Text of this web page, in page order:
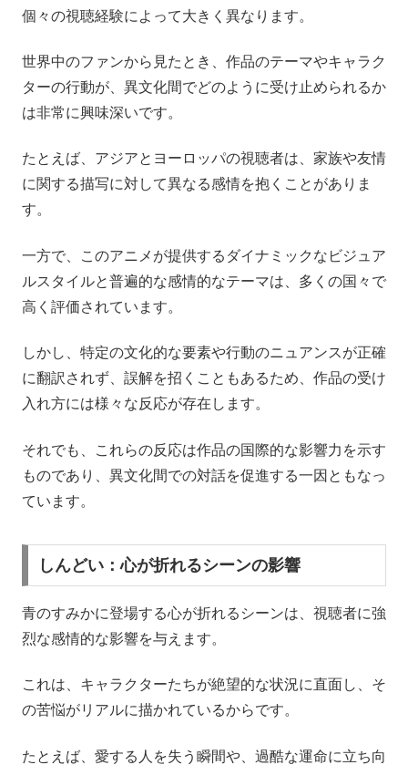
個々の視聴経験によって大きく異なります。
世界中のファンから見たとき、作品のテーマやキャラク
ターの行動が、異文化間でどのように受け止められるか
は非常に興味深いです。
たとえば、アジアとヨーロッパの視聴者は、家族や友情
に関する描写に対して異なる感情を抱くことがありま
す。
一方で、このアニメが提供するダイナミックなビジュア
ルスタイルと普遍的な感情的なテーマは、多くの国々で
高く評価されています。
しかし、特定の文化的な要素や行動のニュアンスが正確
に翻訳されず、誤解を招くこともあるため、作品の受け
入れ方には様々な反応が存在します。
それでも、これらの反応は作品の国際的な影響力を示す
ものであり、異文化間での対話を促進する一因ともなっ
ています。
しんどい：心が折れるシーンの影響
青のすみかに登場する心が折れるシーンは、視聴者に強
烈な感情的な影響を与えます。
これは、キャラクターたちが絶望的な状況に直面し、そ
の苦悩がリアルに描かれているからです。
たとえば、愛する人を失う瞬間や、過酷な運命に立ち向